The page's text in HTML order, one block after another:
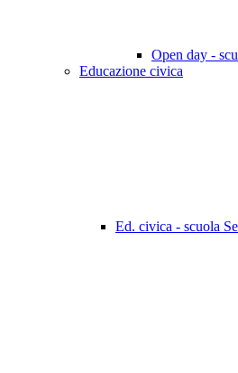
Open day -
Educazione civica
Ed. civica - scuola